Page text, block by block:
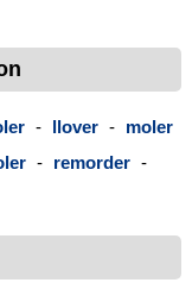
- llover - moler
- remorder -